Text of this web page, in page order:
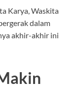
Karya, Waskita
dalam
akhir-akhir ini